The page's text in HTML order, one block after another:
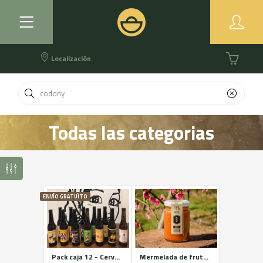
Localización
Todas las categorias
ENVÍO GRATUÏTO
Pack caja 12 - Cerveza artesana - La Masovera
Mermelada de fruta y verduras